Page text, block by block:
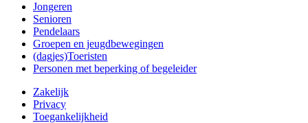
Jongeren
Senioren
Pendelaars
Groepen en jeugdbewegingen
(dagjes)Toeristen
Personen met beperking of begeleider
Zakelijk
Privacy
Toegankelijkheid